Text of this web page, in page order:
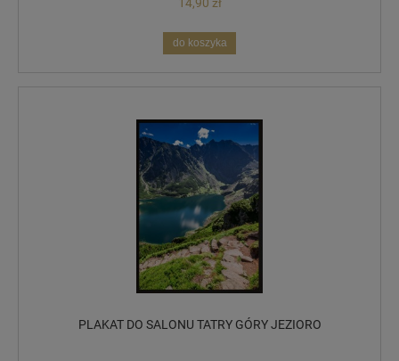
do koszyka
PLAKAT DO SALONU TATRY GÓRY JEZIORO